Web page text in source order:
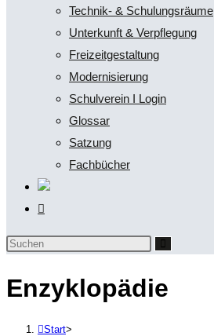
Technik- & Schulungsräume
Unterkunft & Verpflegung
Freizeitgestaltung
Modernisierung
Schulverein I Login
Glossar
Satzung
Fachbücher
Website-
umschalten
Diese
durchsuchen
Enzyklopädie
Start>